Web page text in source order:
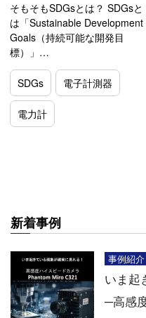
そもそもSDGsとは？ SDGsと
は「Sustainable Development
Goals（持続可能な開発目
標）」…
SDGs 電子計測器
電力計
新着事例
事例紹介
いま起
─高感